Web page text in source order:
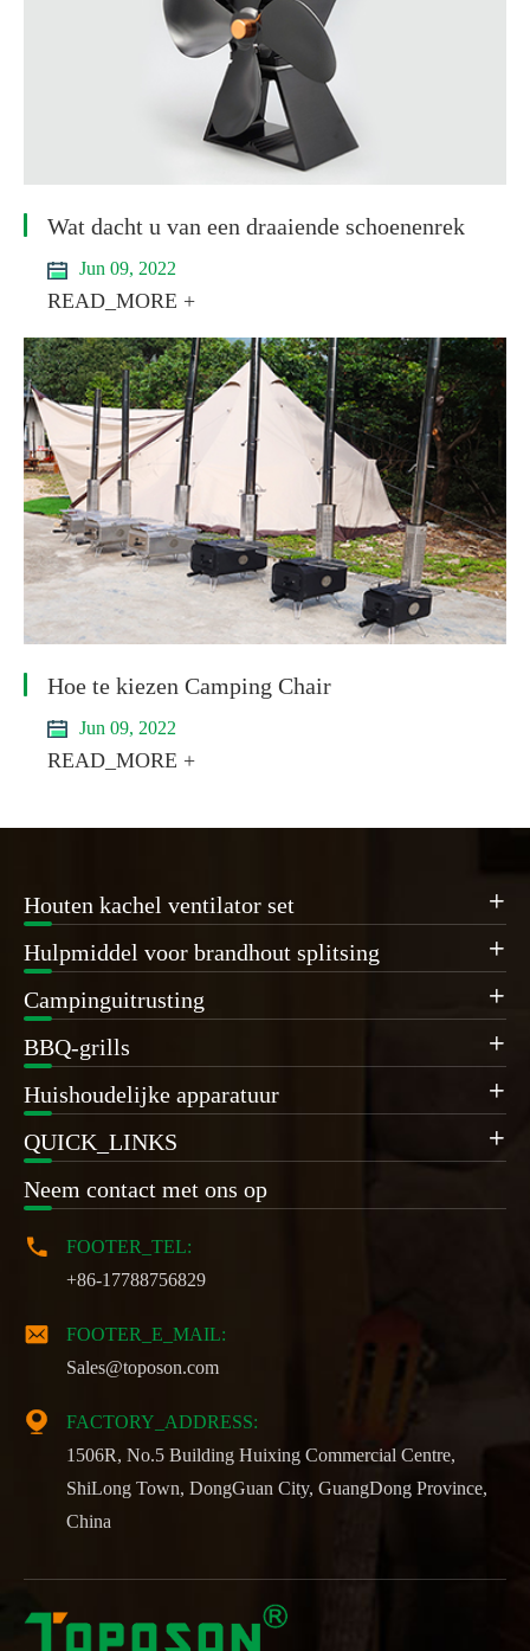
Wat dacht u van een draaiende schoenenrek
Jun 09, 2022
READ_MORE +
Hoe te kiezen Camping Chair
Jun 09, 2022
READ_MORE +
Houten kachel ventilator set 
Hulpmiddel voor brandhout splitsing 
Campinguitrusting 
BBQ-grills 
Huishoudelijke apparatuur 
QUICK_LINKS 
Neem contact met ons op

FOOTER_TEL:
+86-17788756829

FOOTER_E_MAIL:
Sales@toposon.com

FACTORY_ADDRESS:
1506R, No.5 Building Huixing Commercial Centre,
ShiLong Town, DongGuan City, GuangDong Province,
China